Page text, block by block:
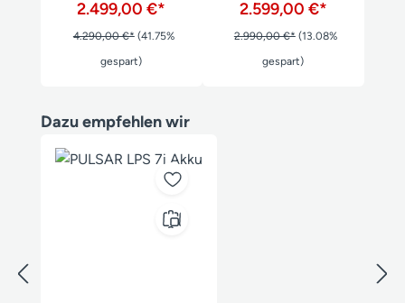
2.499,00 €*
4.290,00 €* (41.75%
gespart)
2.599,00 €*
2.990,00 €* (13.08%
gespart)
Produktgalerie überspringen
Dazu empfehlen wir